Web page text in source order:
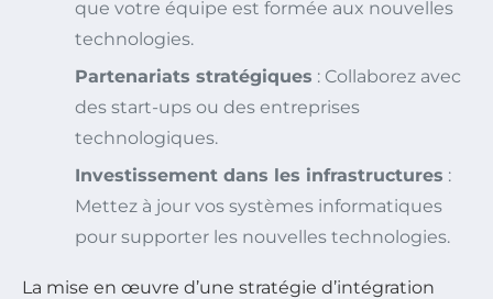
que votre équipe est formée aux nouvelles
technologies.
Partenariats stratégiques : Collaborez avec
des start-ups ou des entreprises
technologiques.
Investissement dans les infrastructures :
Mettez à jour vos systèmes informatiques
pour supporter les nouvelles technologies.
La mise en œuvre d’une stratégie d’intégration